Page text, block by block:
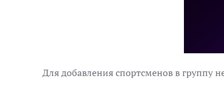
Для добавления спортсменов в группу